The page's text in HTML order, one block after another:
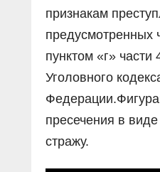
признакам
предусмотренных
пунктом «г» части
Уголовного
пресечения в
стражу.